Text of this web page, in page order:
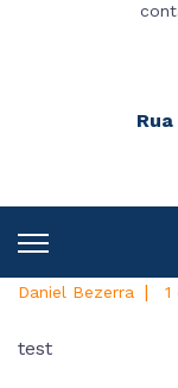
Daniel Bezerra | 1
test